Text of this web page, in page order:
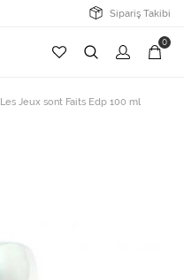
Sipariş Takibi
0
Les Jeux sont Faits Edp 100 ml